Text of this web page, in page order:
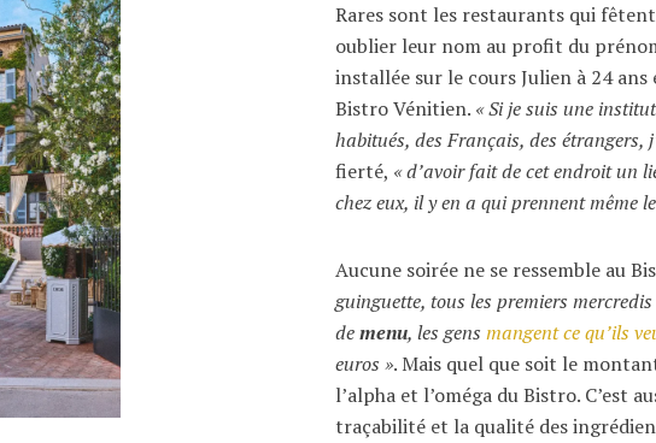
Rares sont les restaurants qui
oublier leur nom au profit du
installée sur le cours Julien à 24
Bistro Vénitien. « Si je suis une
habitués, des Français, des étrangers,
fierté, « d’avoir fait de cet endroit un
chez eux, il y en a qui prennent même
Aucune soirée ne se ressemble au
guinguette, tous les premiers mercredis
demenu, les gensmangent ce qu’ils
euros ». Mais quel que soit le
l’alpha et l’oméga du Bistro. C’est
traçabilité et la qualité des